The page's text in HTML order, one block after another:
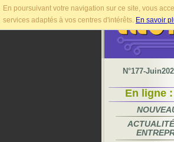
En poursuivant votre navigation sur ce site, vous
services adaptés à vos centres d'intérêts. En savoir
N°177-
En ligne :